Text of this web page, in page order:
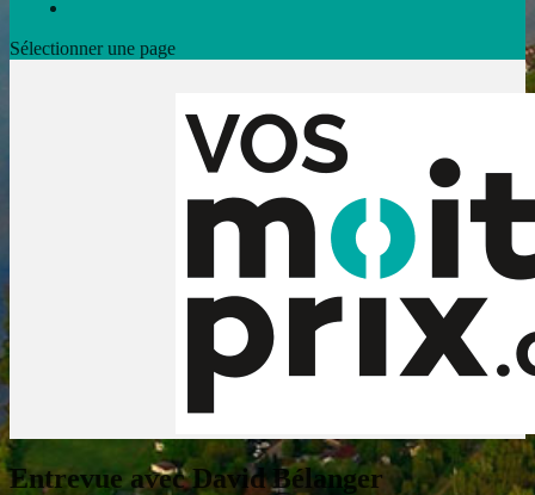
Sélectionner une page
Entrevue avec David Bélanger